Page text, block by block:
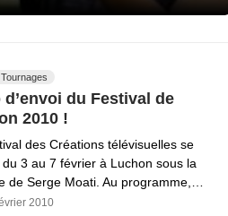
d’envoi du Festival de
2010 !
des Créations télévisuelles se
3 au 7 février à Luchon sous la
de Serge Moati. Au programme,…
2010